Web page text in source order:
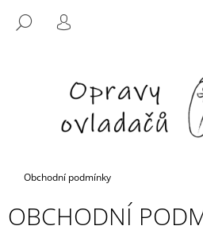
obsah
HLEDAT
PŘIHLÁŠENÍ
Domů
Obchodní podmínky
OBCHODNÍ
ZPĚT
ZPĚT
T
Ř
E
B